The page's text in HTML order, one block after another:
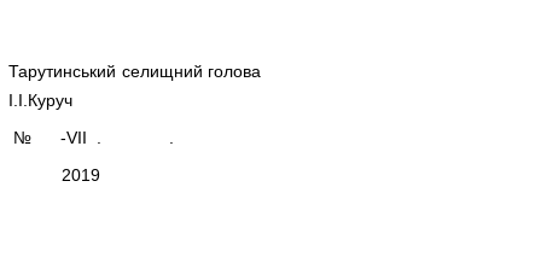
Тарутинський селищний голова
І.І.Куруч
№ -VIІ . .
2019